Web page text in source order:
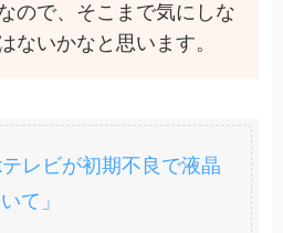
ので、そこまで気にしな
ないかなと思います。
レビが初期不良で液晶
て」